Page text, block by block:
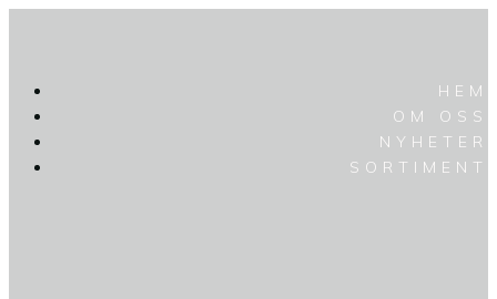
HEM
OM OSS
NYHETER
SORTIMENT